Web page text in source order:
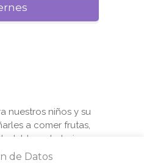
nuestros niños y su
a comer frutas,
es trabajo en
y guías.
de Datos